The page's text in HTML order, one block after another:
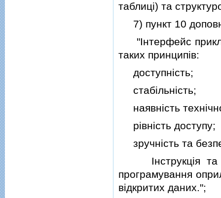
таблицi) та
7) пункт 10
"Iнтерфейс
таких принципiв:
доступнiсть;
стабiльнiсть;
наявнiсть
рiвнiсть доступу;
зручнiсть та
Iнструкцiя та
програмування
вiдкритих даних.";